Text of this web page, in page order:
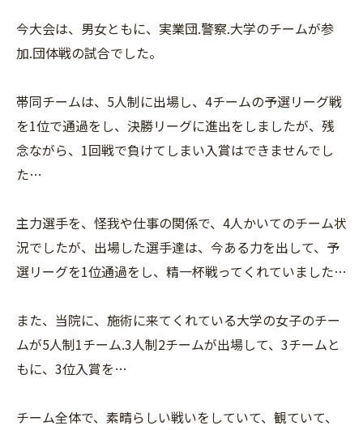
今大会は、男女ともに、実業団.警察.大学のチームが参
加.団体戦の試合でした。
帯同チームは、5人制に出場し、4チームの予選リーグ戦
を1位で通過をし、決勝リーグに進出をしましたが、残
念ながら、1回戦で負けてしまい入賞はできませんでし
た…
主力選手を、怪我や仕事の関係で、4人かいてのチーム状
況でしたが、出場した選手達は、今ある力を出して、予
選リーグを1位通過をし、精一杯戦ってくれていました…
また、当院に、施術に来てくれている大学の女子のチー
ムが5人制1チーム.3人制2チームが出場して、3チームと
もに、3位入賞を…
チーム全体で、素晴らしい戦いをしていて、観ていて、